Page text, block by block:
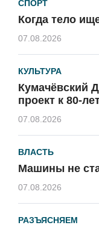
СПОРТ
Когда тело
07.08.2026
КУЛЬТУРА
Кумачёвский
проект к 80-
07.08.2026
ВЛАСТЬ
Машины не
07.08.2026
РАЗЪЯСНЯЕМ